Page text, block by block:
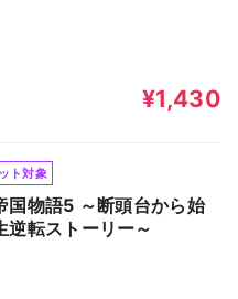
¥1,430
ト対象
国物語5 ～断頭台から始
逆転ストーリー～